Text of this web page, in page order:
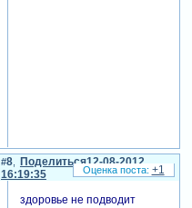
Поделиться
8
12-08-2012
16:19:35
здоровье не подводит
+1